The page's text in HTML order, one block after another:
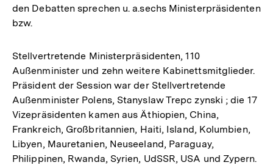
den Debatten sprechen u. a.sechs Ministerpräsidenten
bzw.
Stellvertretende Ministerpräsidenten, 110
Außenminister und zehn weitere Kabinettsmitglieder.
Präsident der Session war der Stellvertretende
Außenminister Polens, Stanyslaw Trepc zynski ; die 17
Vizepräsidenten kamen aus Äthiopien, China,
Frankreich, Großbritannien, Haiti, Island, Kolumbien,
Libyen, Mauretanien, Neuseeland, Paraguay,
Philippinen, Rwanda, Syrien, UdSSR, USA und Zypern.